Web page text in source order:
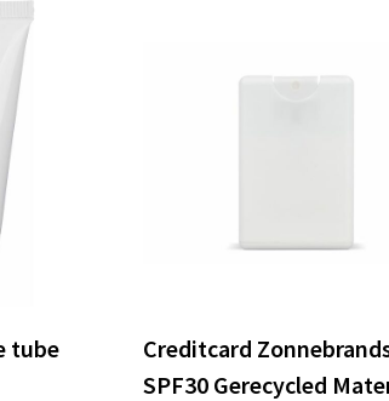
tube
Creditcard
SPF30 Gerecycled